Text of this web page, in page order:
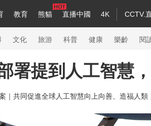
教育 熊貓 直播中國 4K CCTV.
視快評 習式妙語 熱解讀 天天學習
微視頻 主持人 下載央視影音
文化 旅游 科普 健康 樂齡 閱
家大劇院 大型活動
署提到人工智慧
｜ 共同促進全球人工智慧向上向善、造福人類